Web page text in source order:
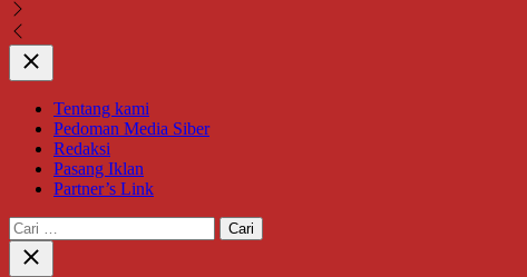
Close
Tentang kami
Pedoman Media Siber
Redaksi
Pasang Iklan
Partner’s Link
Cari
untuk:
Close
search